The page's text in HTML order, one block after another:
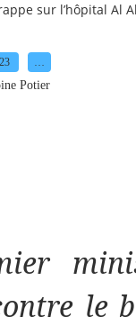
sur l’hôpital Al
Potier
le